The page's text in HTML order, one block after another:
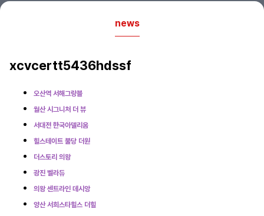
news
xcvcertt5436hdssf
오산역 서해그랑블
월산 시그니처 더 뷰
서대전 한국아델리움
힐스테이트 불당 더원
더스토리 의왕
광진 벨라듀
의왕 센트라인 데시앙
양산 서희스타힐스 더힐